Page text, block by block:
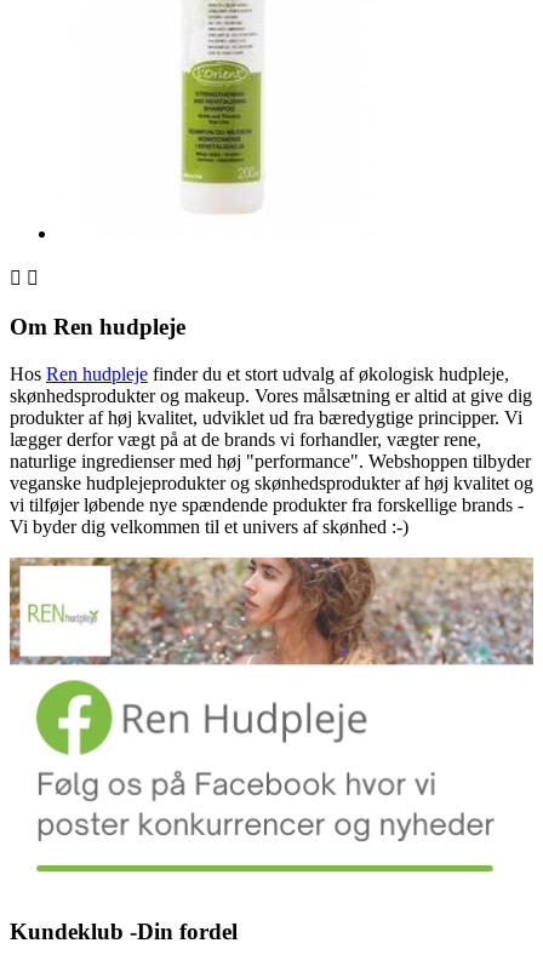
 
Om Ren hudpleje
Hos Ren hudpleje finder du et stort udvalg af økologisk hudpleje,
skønhedsprodukter og makeup. Vores målsætning er altid at give dig
produkter af høj kvalitet, udviklet ud fra bæredygtige principper. Vi
lægger derfor vægt på at de brands vi forhandler, vægter rene,
naturlige ingredienser med høj "performance". Webshoppen tilbyder
veganske hudplejeprodukter og skønhedsprodukter af høj kvalitet og
vi tilføjer løbende nye spændende produkter fra forskellige brands -
Vi byder dig velkommen til et univers af skønhed :-)
Kundeklub -Din fordel